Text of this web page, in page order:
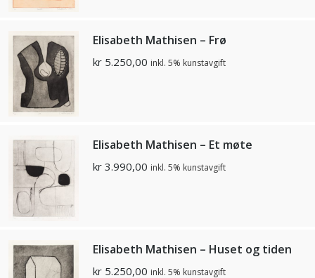
Elisabeth Mathisen – Frø
kr 5.250,00 inkl. 5% kunstavgift
Elisabeth Mathisen – Et møte
kr 3.990,00 inkl. 5% kunstavgift
Elisabeth Mathisen – Huset og tiden
kr 5.250,00 inkl. 5% kunstavgift